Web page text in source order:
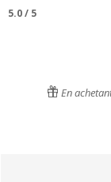
5.0/ 5
En